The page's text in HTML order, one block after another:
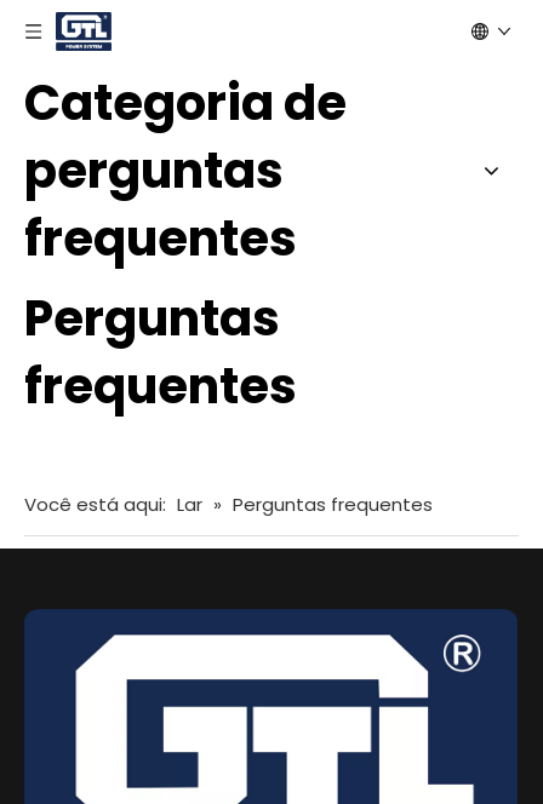
Categoria de
perguntas
frequentes
Perguntas
frequentes
Você está aqui: Lar » Perguntas frequentes